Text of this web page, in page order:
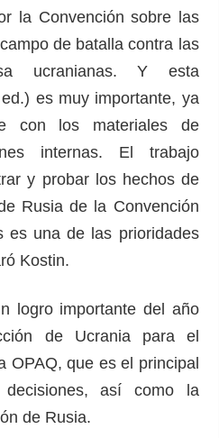
la Convención sobre las
de batalla contra las
ucranianas. Y esta
es muy importante, ya
con los materiales de
internas. El trabajo
y probar los hechos de
Rusia de la Convención
es una de las prioridades
Kostin.
logro importante del año
de Ucrania para el
OPAQ, que es el principal
así como la
de Rusia.